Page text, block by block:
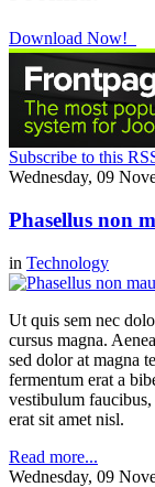
Download Now!
Subscribe to this
Wednesday, 09
Phasellus non
in Technology
Ut quis sem nec
cursus magna.
sed dolor at magna
fermentum erat a
vestibulum
erat sit amet nisl.
Read more...
Wednesday, 09